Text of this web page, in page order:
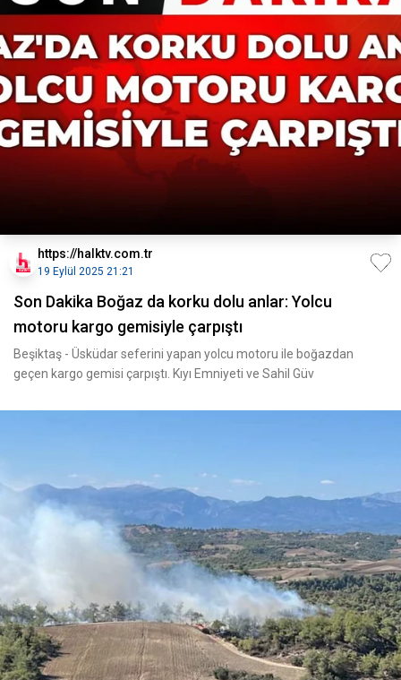
https://halktv.com.tr
19 Eylül 2025 21:21
Son Dakika Boğaz da korku dolu anlar: Yolcu
motoru kargo gemisiyle çarpıştı
Beşiktaş - Üsküdar seferini yapan yolcu motoru ile boğazdan
geçen kargo gemisi çarpıştı. Kıyı Emniyeti ve Sahil Güv